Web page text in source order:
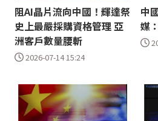
阻AI晶片流向中國！輝達祭
史上最嚴採購資格管理 亞
洲客戶數量腰斬
2026-07-14 15:24
中
媒